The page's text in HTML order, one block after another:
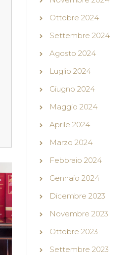
Ottobre 2024
Settembre 2024
Agosto 2024
Luglio 2024
Giugno 2024
Maggio 2024
Aprile 2024
Marzo 2024
Febbraio 2024
Gennaio 2024
Dicembre 2023
Novembre 2023
Ottobre 2023
Settembre 2023